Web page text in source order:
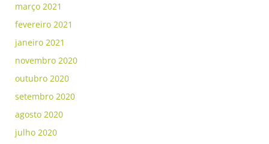
março 2021
fevereiro 2021
janeiro 2021
novembro 2020
outubro 2020
setembro 2020
agosto 2020
julho 2020